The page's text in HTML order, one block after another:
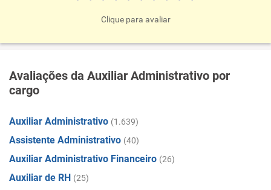
Clique para avaliar
Avaliações da Auxiliar Administrativo por
cargo
Auxiliar Administrativo (1.639)
Assistente Administrativo (40)
Auxiliar Administrativo Financeiro (26)
Auxiliar de RH (25)